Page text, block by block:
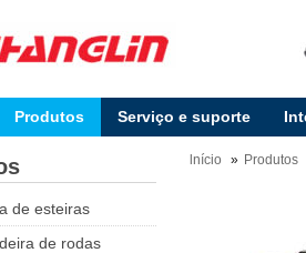
Produtos Serviço e suporte
lnício Produtos
de esteiras
de rodas